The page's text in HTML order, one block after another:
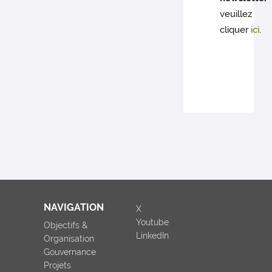
veuillez
cliquer ici.
NAVIGATION
Objectifs &
Organisation
Gouvernance
Projets
X
Youtube
LinkedIn